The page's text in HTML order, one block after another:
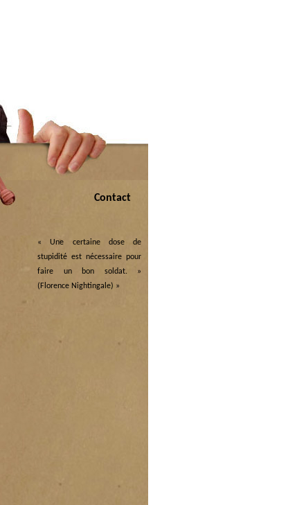
Contact
« Une certaine dose de
stupidité est nécessaire pour
faire un bon soldat. »
(Florence Nightingale) »